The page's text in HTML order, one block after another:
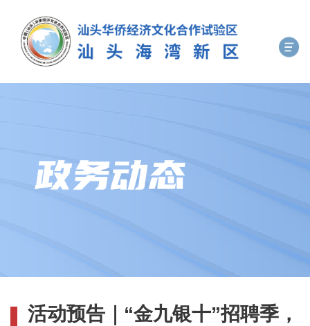
活动预告｜“金九银十”招聘季，